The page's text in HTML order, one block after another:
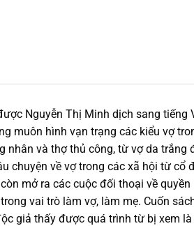
Nguyễn Thị Minh dịch sang
muôn hình vạn trạng các kiểu vợ
và thợ thủ công, từ vợ da trắng
về vợ trong các xã hội từ cổ
mở ra các cuộc đối thoại về
vai trò làm vợ, làm mẹ. Cuốn
giả thấy được quá trình từ bị xem